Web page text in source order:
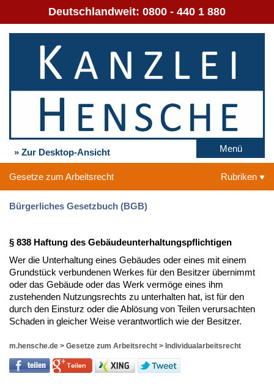
Deutschlandweit: 0800 - 440 1 880
» Zur Desktop-Ansicht Menü
Gesetze zum Arbeitsrecht Rubriken
Bürgerliches Gesetzbuch (BGB)
§ 838 Haftung des Gebäudeunterhaltungspflichtigen
Wer die Unterhaltung eines Gebäudes oder eines mit einem
Grundstück verbundenen Werkes für den Besitzer übernimmt
oder das Gebäude oder das Werk vermöge eines ihm
zustehenden Nutzungsrechts zu unterhalten hat, ist für den
durch den Einsturz oder die Ablösung von Teilen verursachten
Schaden in gleicher Weise verantwortlich wie der Besitzer.
m.hensche.de > Gesetze zum Arbeitsrecht > Individualarbeitsrecht